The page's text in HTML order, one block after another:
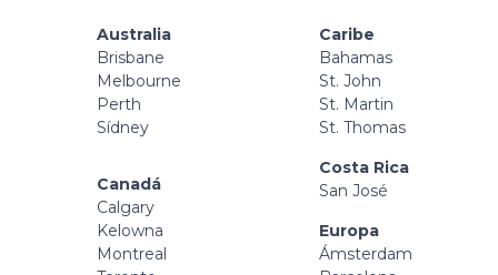
Australia
Brisbane
Melbourne
Perth
Sídney
Canadá
Calgary
Kelowna
Montreal
Caribe
Bahamas
St. John
St. Martin
St. Thomas
Costa Rica
San José
Europa
Ámsterdam